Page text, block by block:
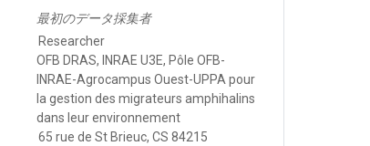
最初のデータ採集者
Researcher
OFB DRAS, INRAE U3E, Pôle OFB-
INRAE-Agrocampus Ouest-UPPA pour
la gestion des migrateurs amphihalins
dans leur environnement
65 rue de St Brieuc, CS 84215